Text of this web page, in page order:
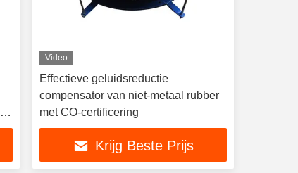
Video
Effectieve geluidsreductie
compensator van niet-metaal rubber
met CO-certificering
Krijg Beste Prijs